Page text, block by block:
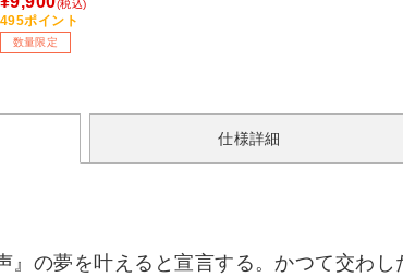
(税込)
495ポイント
数量限定
仕様詳細
』の夢を叶えると宣言する。かつて交